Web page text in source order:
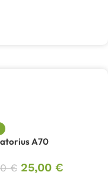
A70
€ 25,00 €